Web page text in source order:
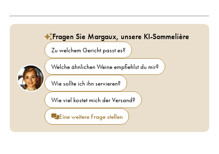
Fragen Sie Margaux, unsere KI-Sommelière
Zu welchem Gericht passt es?
Welche ähnlichen Weine empfiehlst du mir?
Wie sollte ich ihn servieren?
Wie viel kostet mich der Versand?
Eine weitere Frage stellen